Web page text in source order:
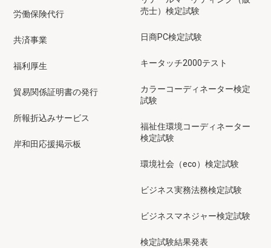
労働保険代行
共済事業
福利厚生
貿易関係証明書の発行
所報折込みサービス
岸和田応援掲示板
売士）検定試験
日商PC検定試験
キータッチ2000テスト
カラーコーディネーター検定
試験
福祉住環境コーディネーター
検定試験
環境社会（eco）検定試験
ビジネス実務法務検定試験
ビジネスマネジャー検定試験
検定試験結果発表